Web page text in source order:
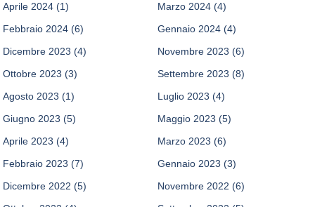
Aprile 2024 (1) Marzo 2024 (4)
Febbraio 2024 (6) Gennaio 2024 (4)
Dicembre 2023 (4) Novembre 2023 (6)
Ottobre 2023 (3) Settembre 2023 (8)
Agosto 2023 (1) Luglio 2023 (4)
Giugno 2023 (5) Maggio 2023 (5)
Aprile 2023 (4) Marzo 2023 (6)
Febbraio 2023 (7) Gennaio 2023 (3)
Dicembre 2022 (5) Novembre 2022 (6)